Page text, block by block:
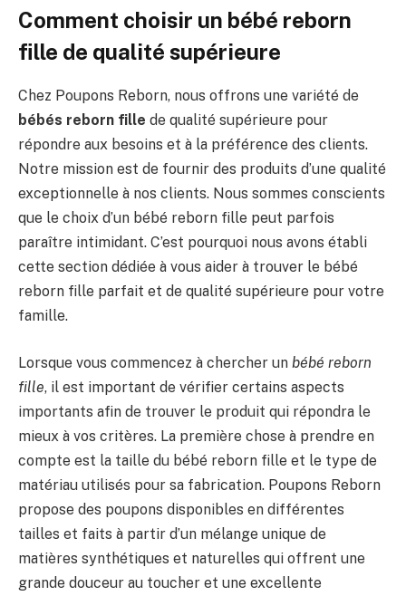
Comment choisir un bébé reborn
fille de qualité supérieure
Chez Poupons Reborn, nous offrons une variété de
bébés reborn fille de qualité supérieure pour
répondre aux besoins et à la préférence des clients.
Notre mission est de fournir des produits d’une qualité
exceptionnelle à nos clients. Nous sommes conscients
que le choix d’un bébé reborn fille peut parfois
paraître intimidant. C’est pourquoi nous avons établi
cette section dédiée à vous aider à trouver le bébé
reborn fille parfait et de qualité supérieure pour votre
famille.
Lorsque vous commencez à chercher un bébé reborn
fille, il est important de vérifier certains aspects
importants afin de trouver le produit qui répondra le
mieux à vos critères. La première chose à prendre en
compte est la taille du bébé reborn fille et le type de
matériau utilisés pour sa fabrication. Poupons Reborn
propose des poupons disponibles en différentes
tailles et faits à partir d’un mélange unique de
matières synthétiques et naturelles qui offrent une
grande douceur au toucher et une excellente